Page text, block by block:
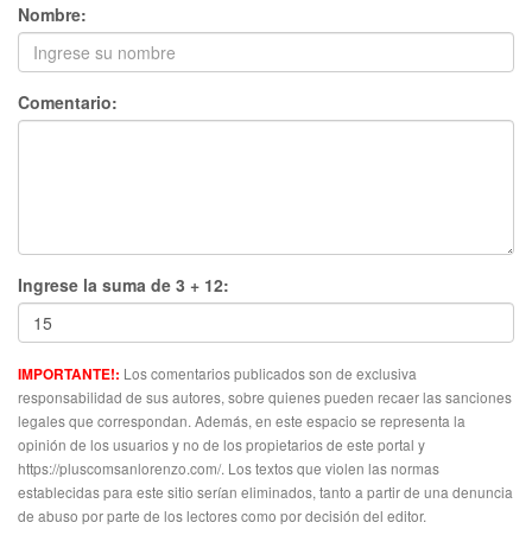
Nombre:
Comentario:
Ingrese la suma de 3 + 12:
IMPORTANTE!: Los comentarios publicados son de exclusiva
responsabilidad de sus autores, sobre quienes pueden recaer las sanciones
legales que correspondan. Además, en este espacio se representa la
opinión de los usuarios y no de los propietarios de este portal y
https://pluscomsanlorenzo.com/. Los textos que violen las normas
establecidas para este sitio serían eliminados, tanto a partir de una denuncia
de abuso por parte de los lectores como por decisión del editor.